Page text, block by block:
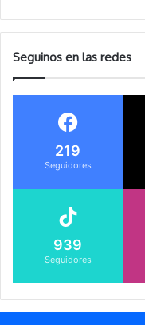
Seguinos en las redes
219
Seguidores
939
Seguidores